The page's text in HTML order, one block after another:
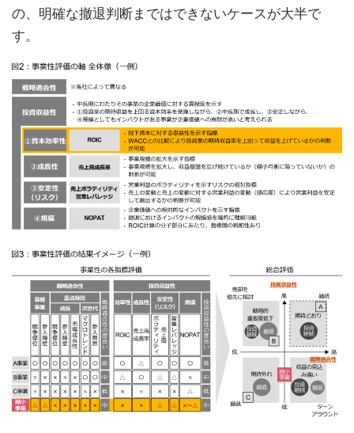
の、明確な撤退判断まではできないケースが大半で
す。